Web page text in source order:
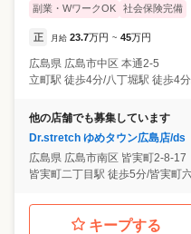
副業・WワークOK 社会保険完備
正 月給 23.7万円 ~ 45万円
広島県 広島市中区 本通2-5
立町駅 徒歩4分/八丁堀駅 徒歩4
他の店舗でも募集しています
Dr.stretch ゆめタウン広島店/ds
広島県 広島市南区 皆実町2-8-17
皆実町二丁目駅 徒歩5分/皆実町
キープする